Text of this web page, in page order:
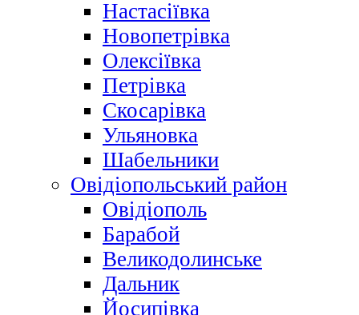
Настасіївка
Новопетрівка
Олексіївка
Петрівка
Скосарівка
Ульяновка
Шабельники
Овідіопольський район
Овідіополь
Барабой
Великодолинське
Дальник
Йосипівка